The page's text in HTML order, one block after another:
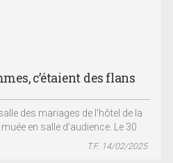
c’étaient des flans
des mariages de l’hôtel de la
en salle d’audience. Le 30
T.F. 14/02/2025